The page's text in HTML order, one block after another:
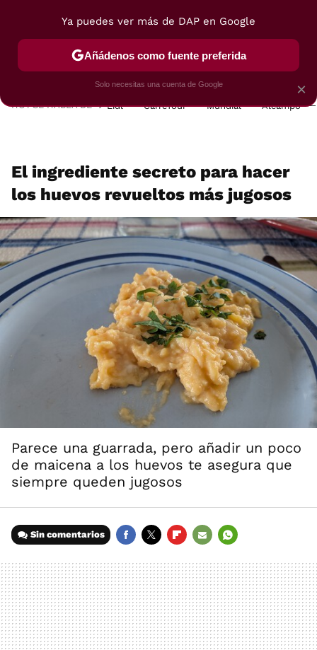
POSTRES VIAJES SELECCIÓN VEGUI
HOY SE HABLA DE Lidl Carrefour Mundial Alcampo
El ingrediente secreto para hacer
los huevos revueltos más jugosos
Parece una guarrada, pero añadir un poco
de maicena a los huevos te asegura que
siempre queden jugosos
Sin comentarios
MAIL
×
Ya puedes ver más de DAP en Google
Añádenos como fuente preferida
Solo necesitas una cuenta de Google